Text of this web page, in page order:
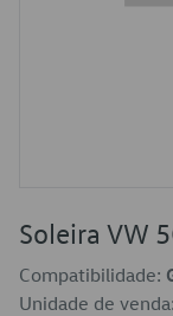
Soleira VW
Compatibilidade:
Unidade de venda: